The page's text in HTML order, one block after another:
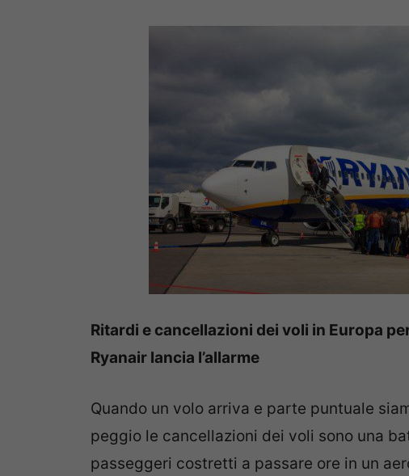
Ritardi e cancellazioni dei voli in Europa
Ryanair lancia l’allarme
Quando un volo arriva e parte puntuale
peggio le cancellazioni dei voli sono una
passeggeri costretti a passare ore in un